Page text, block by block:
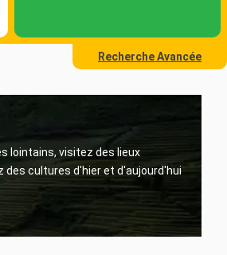
Recherche Avancée
lointains, visitez des lieux
des cultures d'hier et d'aujourd'hui